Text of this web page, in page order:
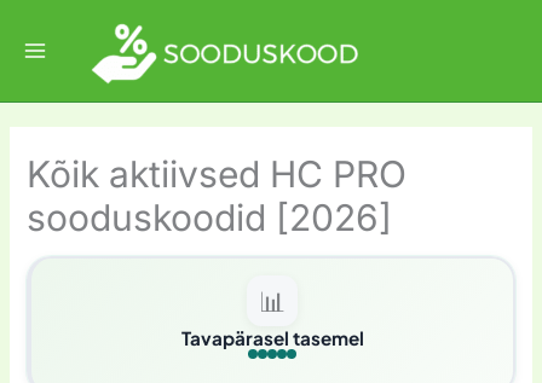
content
Kõik aktiivsed HC PRO
sooduskoodid [2026]
📊
Tavapärasel tasemel